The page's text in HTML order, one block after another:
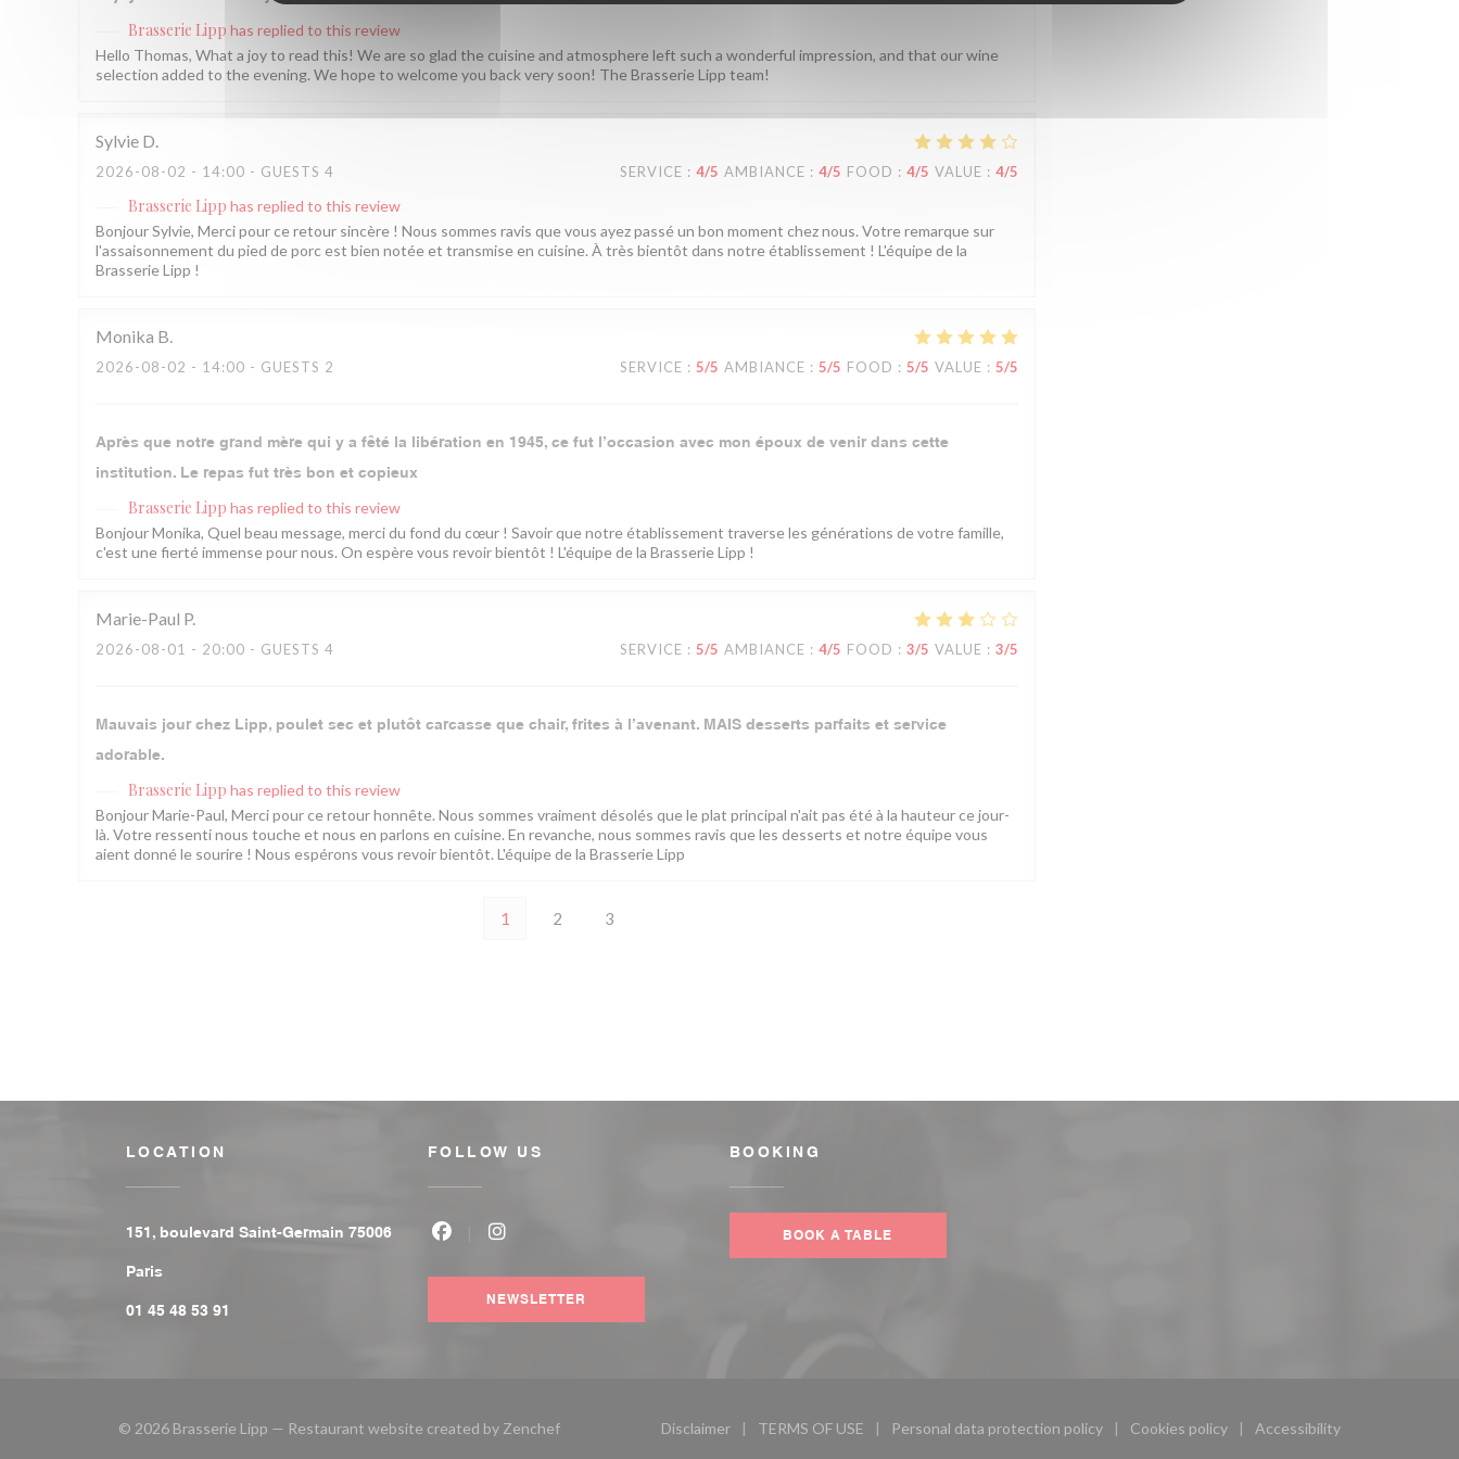
Brasserie Lipp has replied to this review
Hello Thomas, What a joy to read this! We are so glad the cuisine and atmosphere left such a wonderful impression, and that our wine
selection added to the evening. We hope to welcome you back very soon! The Brasserie Lipp team!
Sylvie D
2026-08-02 - 14:00 - GUESTS 4 SERVICE : 4/5 AMBIANCE : 4/5 FOOD : 4/5 VALUE : 4/5
Brasserie Lipp has replied to this review
Bonjour Sylvie, Merci pour ce retour sincère ! Nous sommes ravis que vous ayez passé un bon moment chez nous. Votre remarque sur
l'assaisonnement du pied de porc est bien notée et transmise en cuisine. À très bientôt dans notre établissement ! L'équipe de la
Brasserie Lipp !
Monika B
2026-08-02 - 14:00 - GUESTS 2 SERVICE : 5/5 AMBIANCE : 5/5 FOOD : 5/5 VALUE : 5/5
Après que notre grand mère qui y a fêté la libération en 1945, ce fut l’occasion avec mon époux de venir dans cette
institution. Le repas fut très bon et copieux
Brasserie Lipp has replied to this review
Bonjour Monika, Quel beau message, merci du fond du cœur ! Savoir que notre établissement traverse les générations de votre famille,
c'est une fierté immense pour nous. On espère vous revoir bientôt ! L'équipe de la Brasserie Lipp !
Marie-Paul P
2026-08-01 - 20:00 - GUESTS 4 SERVICE : 5/5 AMBIANCE : 4/5 FOOD : 3/5 VALUE : 3/5
Mauvais jour chez Lipp, poulet sec et plutôt carcasse que chair, frites à l’avenant. MAIS desserts parfaits et service
adorable.
Brasserie Lipp has replied to this review
Bonjour Marie-Paul, Merci pour ce retour honnête. Nous sommes vraiment désolés que le plat principal n'ait pas été à la hauteur ce jour-
là. Votre ressenti nous touche et nous en parlons en cuisine. En revanche, nous sommes ravis que les desserts et notre équipe vous
aient donné le sourire ! Nous espérons vous revoir bientôt. L'équipe de la Brasserie Lipp
1 2 3
LOCATION
151, boulevard Saint-Germain 75006
Paris((opens in a new window))
01 45 48 53 91
FOLLOW US
NEWSLETTER
BOOKING
BOOK A TABLE
© 2026 Brasserie Lipp — Restaurant website created by Zenchef((opens in a new window))
Disclaimer
((opens in a new window))
TERMS OF USE
((opens in a new window))
Personal data protection policy
((opens in a new window))
Cookies policy
((opens in a new window))
Accessibility
((opens in a new